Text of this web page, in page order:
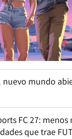
nuevo mundo
FC 27:
que trae